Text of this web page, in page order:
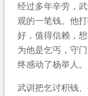
经过多年辛劳，
观的一笔钱。他
好，值得信赖，
为他是乞丐，守
终感动了杨举人。
武训把乞讨积钱